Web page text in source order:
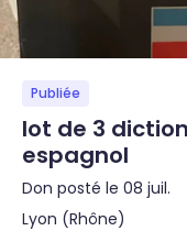
Publiée
lot de 3
espagnol
Don posté le 08 juil.
Lyon (Rhône)